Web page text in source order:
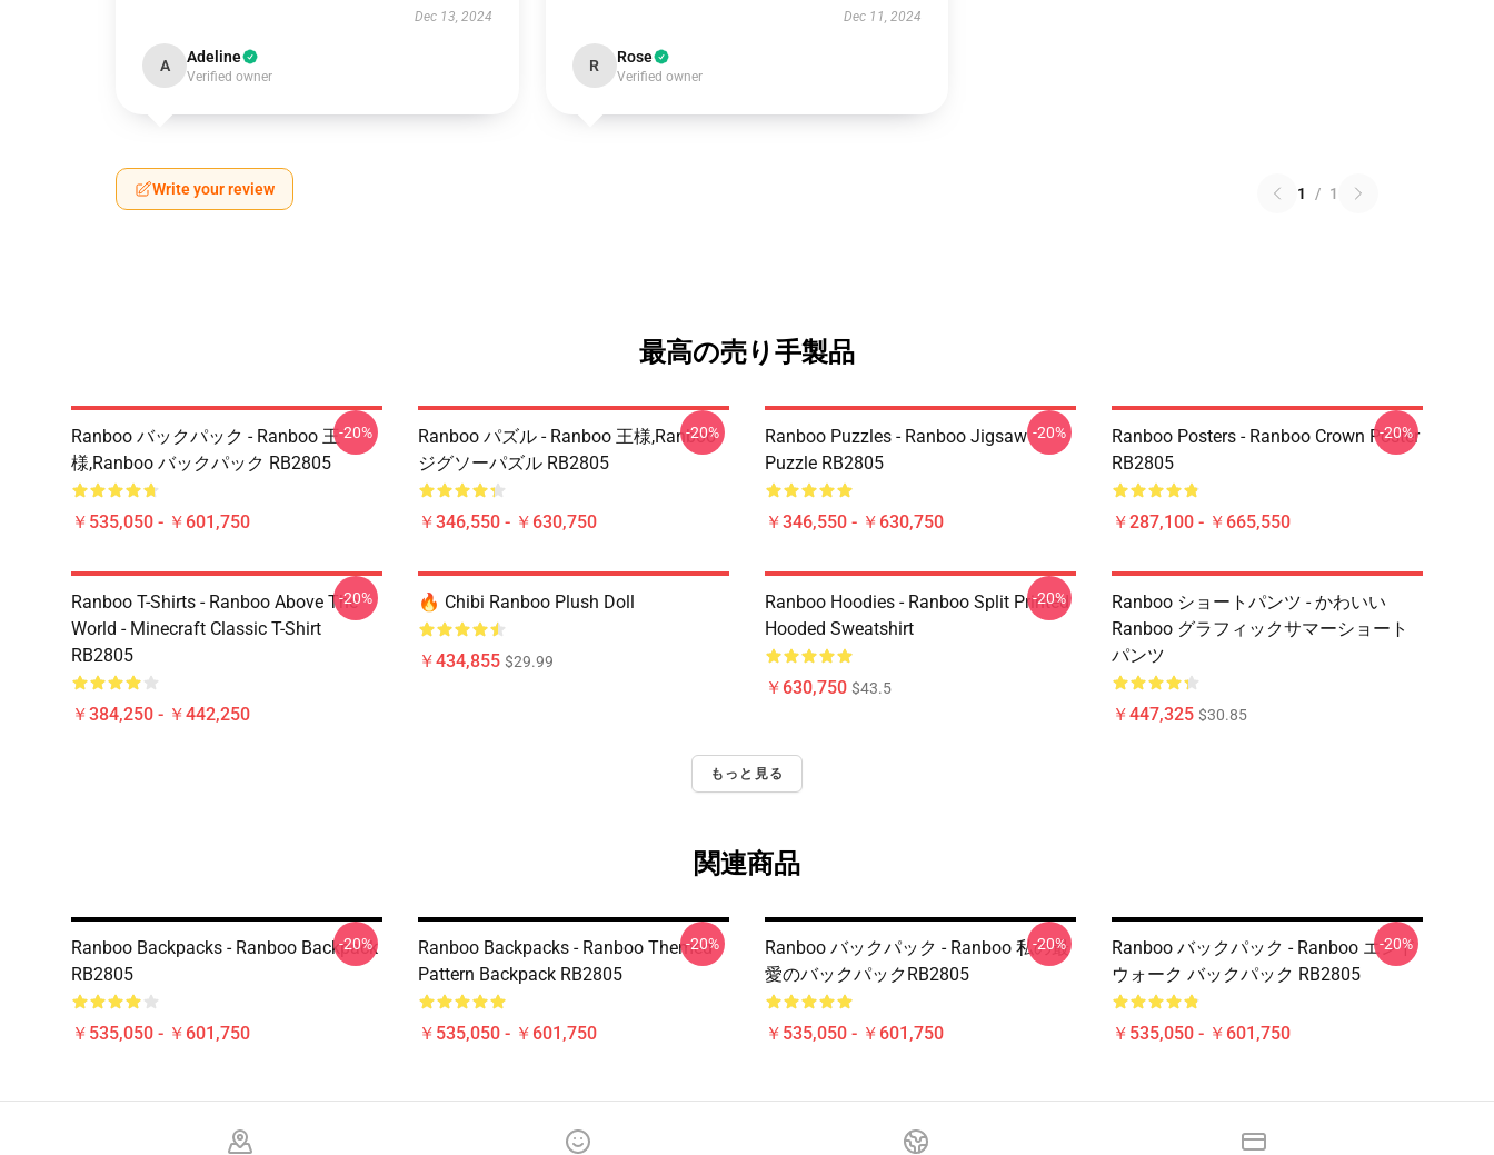
Dec 13, 2024
A Adeline
Verified owner
Dec 11, 2024
R Rose
Verified owner
Write your review 1 / 1
最高の売り手製品
Ranboo バックパック - Ranboo 王
様,Ranboo バックパック RB2805
￥535,050 - ￥601,750
-20%
Ranboo パズル - Ranboo 王様,Ranboo
ジグソーパズル RB2805
￥346,550 - ￥630,750
-20%
Ranboo Puzzles - Ranboo Jigsaw
Puzzle RB2805
￥346,550 - ￥630,750
-20%
Ranboo Posters - Ranboo Crown Poster
RB2805
￥287,100 - ￥665,550
-20%
Ranboo T-Shirts - Ranboo Above The
World - Minecraft Classic T-Shirt
RB2805
￥384,250 - ￥442,250
-20% 🔥 Chibi Ranboo Plush Doll
￥434,855 $29.99
Ranboo Hoodies - Ranboo Split Printed
Hooded Sweatshirt
￥630,750 $43.5
-20%
Ranboo ショートパンツ - かわいい
Ranboo グラフィックサマーショート
パンツ
￥447,325 $30.85
もっと見る
関連商品
Ranboo Backpacks - Ranboo Backpack
RB2805
￥535,050 - ￥601,750
-20%
Ranboo Backpacks - Ranboo Themed
Pattern Backpack RB2805
￥535,050 - ￥601,750
-20%
Ranboo バックパック - Ranboo 私の最
愛のバックパックRB2805
￥535,050 - ￥601,750
-20%
Ranboo バックパック - Ranboo エンド
ウォーク バックパック RB2805
￥535,050 - ￥601,750
-20%